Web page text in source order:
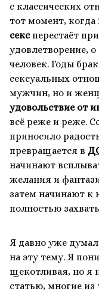
с классических
тот момент, когда
сексперестаёт
удовлетворение,
человек. Годы
сексуальных
мужчин, но и
удовольствие от
всё реже и реже.
приносило
превращается в
начинают
желания и
затем начинают к
полностью
Я давно уже
на эту тему. Я
щекотливая, но я
статью, многие из